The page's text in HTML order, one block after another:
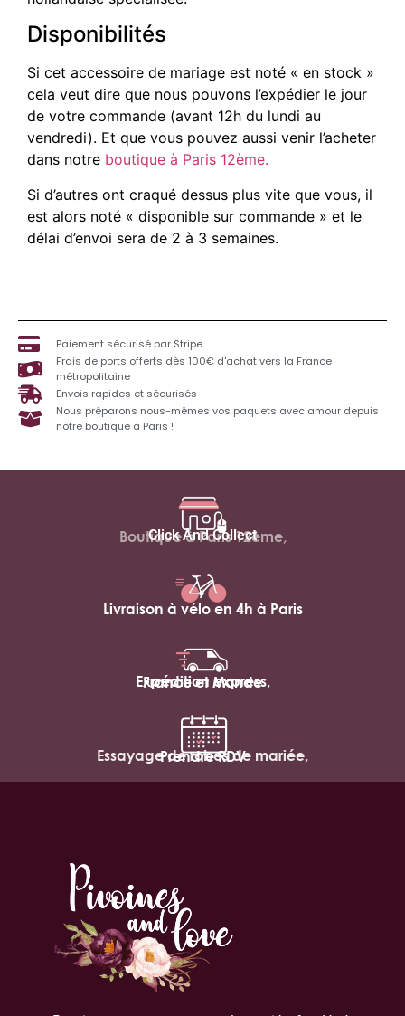
Disponibilités
Si cet accessoire de mariage est noté « en stock »
cela veut dire que nous pouvons l’expédier le jour
de votre commande (avant 12h du lundi au
vendredi). Et que vous pouvez aussi venir l’acheter
dans notre boutique à Paris 12ème.
Si d’autres ont craqué dessus plus vite que vous, il
est alors noté « disponible sur commande » et le
délai d’envoi sera de 2 à 3 semaines.
Paiement sécurisé par Stripe
Frais de ports offerts dès 100€ d'achat vers la France
métropolitaine
Envois rapides et sécurisés
Nous préparons nous-mêmes vos paquets avec amour depuis
notre boutique à Paris !
Click And Collect
Boutique à Paris 12ème,
Livraison à vélo en 4h à Paris
Expédition express,
France et Monde
Essayage de robes de mariée,
Prendre RDV